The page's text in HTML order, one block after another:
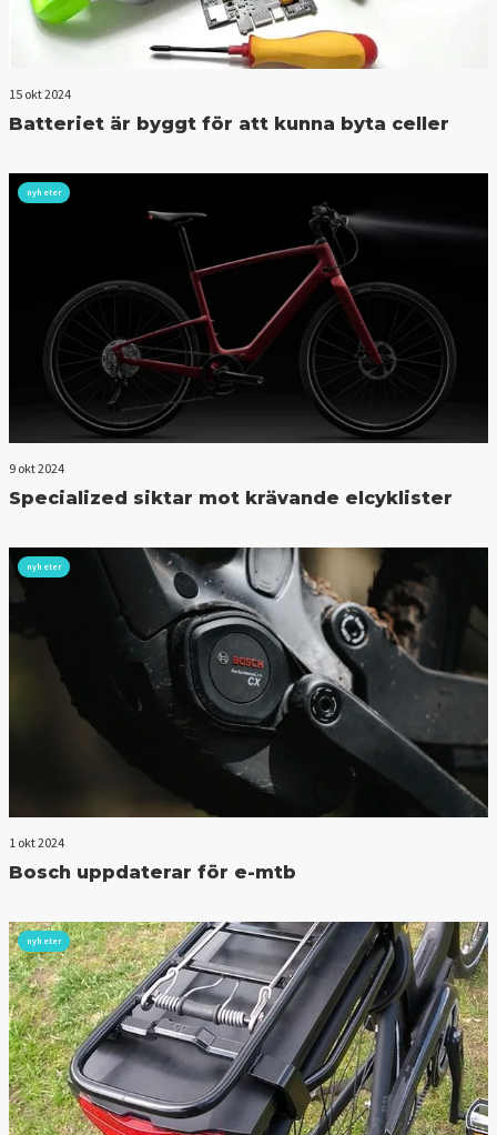
15 okt 2024
Batteriet är byggt för att kunna byta celler
nyheter
9 okt 2024
Specialized siktar mot krävande elcyklister
nyheter
1 okt 2024
Bosch uppdaterar för e-mtb
nyheter